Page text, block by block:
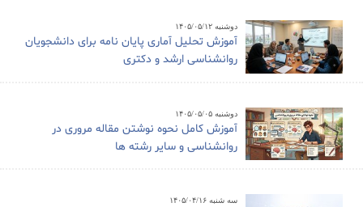
دوشنبه ۱۴۰۵/۰۵/۱۲
آموزش تحلیل آماری پایان نامه برای دانشجویان
روانشناسی ارشد و دکتری
دوشنبه ۱۴۰۵/۰۵/۰۵
آموزش کامل نحوه نوشتن مقاله مروری در
روانشناسی و سایر رشته ها
سه شنبه ۱۴۰۵/۰۴/۱۶